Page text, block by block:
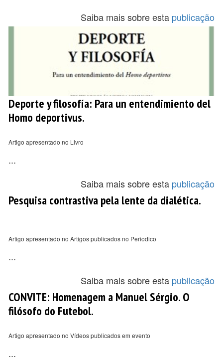
Saiba mais sobre esta publicação
Deporte y filosofía: Para un entendimiento del
Homo deportivus.
Artigo apresentado no Livro
...
Saiba mais sobre esta publicação
Pesquisa contrastiva pela lente da dialética.
Artigo apresentado no Artigos publicados no Periodico
...
Saiba mais sobre esta publicação
CONVITE: Homenagem a Manuel Sérgio. O
filósofo do Futebol.
Artigo apresentado no Vídeos publicados em evento
...